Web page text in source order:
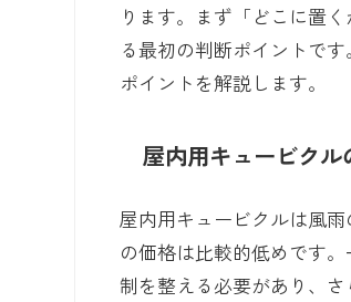
ります。まず「どこに置
る最初の判断ポイントで
ポイントを解説します。
屋内用キュービクル
屋内用キュービクルは風
の価格は比較的低めです
制を整える必要があり、